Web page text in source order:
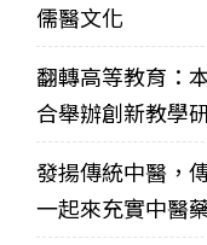
儒醫文化
翻轉高等教育：
合舉辦創新教學
發揚傳統中醫，
一起來充實中醫